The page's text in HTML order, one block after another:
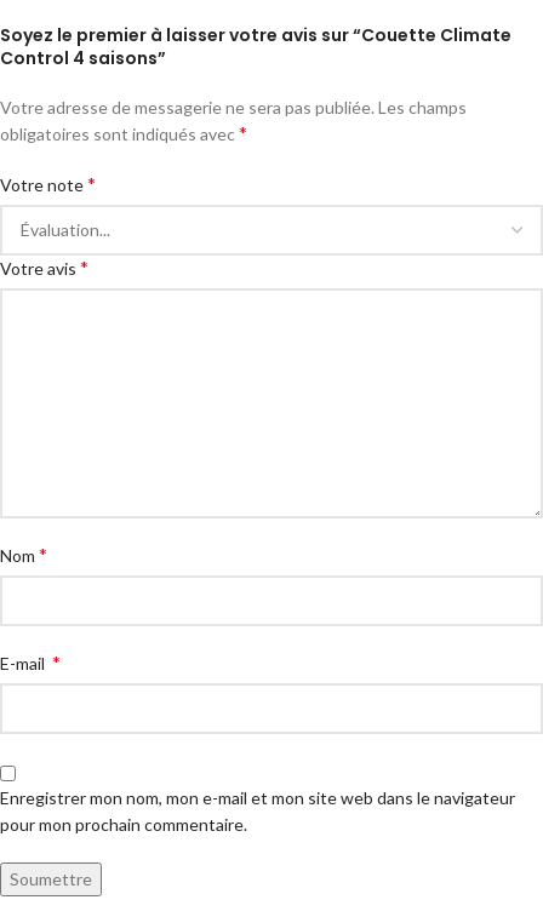
Soyez le premier à laisser votre avis sur “Couette Climate
Control 4 saisons”
Votre adresse de messagerie ne sera pas publiée.Les champs
obligatoires sont indiqués avec*
Votre note*
Votre avis *
Nom *
E-mail *
Enregistrer mon nom, mon e-mail et mon site web dans le navigateur
pour mon prochain commentaire.